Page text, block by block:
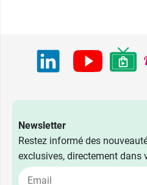
Newsletter
Restez informé des
exclusives, directement dans